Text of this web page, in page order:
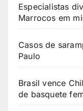
Especialistas
Marrocos em
Casos de
Paulo
Brasil vence
de basquete